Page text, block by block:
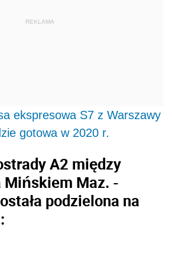
REKLAMA
ekspresowa S7 z Warszawy
gotowa w 2020 r.
A2 między
Mińskiem Maz. -
podzielona na